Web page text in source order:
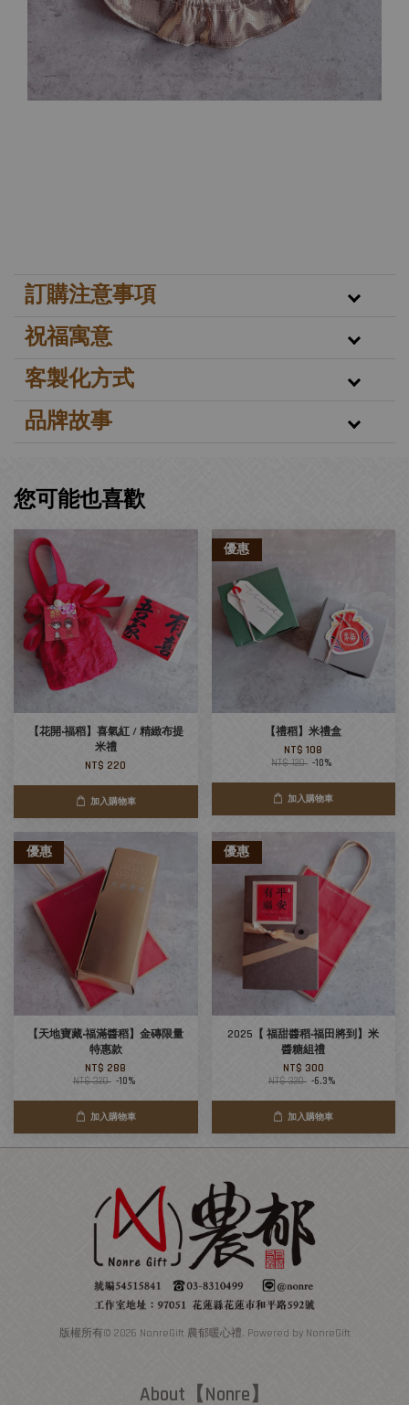
訂購注意事項
祝福寓意
客製化方式
品牌故事
您可能也喜歡
【花開‧福稻】喜氣紅 / 精緻布提
米禮
NT$ 220
加入購物車
優惠
【禮稻】米禮盒
NT$ 108
NT$ 120 -10%
加入購物車
優惠
【天地寶藏‧福滿醬稻】金磚限量
特惠款
NT$ 288
NT$ 320 -10%
加入購物車
優惠
2025【 福甜醬稻‧福田將到】米
醬糖組禮
NT$ 300
NT$ 320 -6.3%
加入購物車
版權所有© 2026 NonreGift 農郁暖心禮. Powered by NonreGift
About【Nonre】